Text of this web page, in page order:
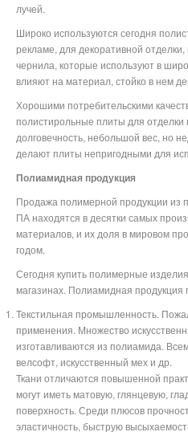
лучей.
Широко используются сегодня
рекламе, для декоративной отделки,
чернила, которые используют в
влияют на материал, стойко в нем
Хорошими потребительскими
полистирольные плиты для
долговечность, небольшой вес, но
делают плиты непригодными для
Полиамидная продукция
Продажа полимерной продукции из
ПА находятся в десятки самых
материалов, и их доля в мировом
годом.
Сегодня купить полимерные
магазинах. Полиамидная
Текстильная промышленность.
применения. Множество
изготавливаются из полиамида.
велсофт, искусственный мех и др.
Ткани отличаются повышенной
могут иметь матовую, глянцевую,
поверхность. Среди плюсов
эластичность, быструю